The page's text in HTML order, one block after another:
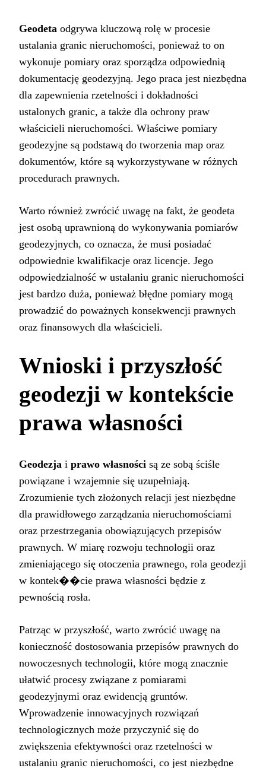
Geodeta odgrywa kluczową rolę w procesie
ustalania granic nieruchomości, ponieważ to on
wykonuje pomiary oraz sporządza odpowiednią
dokumentację geodezyjną. Jego praca jest niezbędna
dla zapewnienia rzetelności i dokładności
ustalonych granic, a także dla ochrony praw
właścicieli nieruchomości. Właściwe pomiary
geodezyjne są podstawą do tworzenia map oraz
dokumentów, które są wykorzystywane w różnych
procedurach prawnych.
Warto również zwrócić uwagę na fakt, że geodeta
jest osobą uprawnioną do wykonywania pomiarów
geodezyjnych, co oznacza, że musi posiadać
odpowiednie kwalifikacje oraz licencje. Jego
odpowiedzialność w ustalaniu granic nieruchomości
jest bardzo duża, ponieważ błędne pomiary mogą
prowadzić do poważnych konsekwencji prawnych
oraz finansowych dla właścicieli.
Wnioski i przyszłość
geodezji w kontekście
prawa własności
Geodezja i prawo własności są ze sobą ściśle
powiązane i wzajemnie się uzupełniają.
Zrozumienie tych złożonych relacji jest niezbędne
dla prawidłowego zarządzania nieruchomościami
oraz przestrzegania obowiązujących przepisów
prawnych. W miarę rozwoju technologii oraz
zmieniającego się otoczenia prawnego, rola geodezji
w kontek��cie prawa własności będzie z
pewnością rosła.
Patrząc w przyszłość, warto zwrócić uwagę na
konieczność dostosowania przepisów prawnych do
nowoczesnych technologii, które mogą znacznie
ułatwić procesy związane z pomiarami
geodezyjnymi oraz ewidencją gruntów.
Wprowadzenie innowacyjnych rozwiązań
technologicznych może przyczynić się do
zwiększenia efektywności oraz rzetelności w
ustalaniu granic nieruchomości, co jest niezbędne